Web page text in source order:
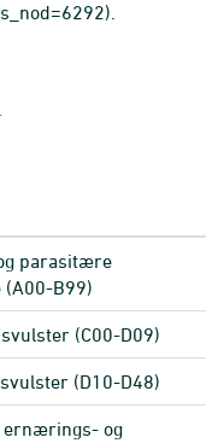
parasitære
(A00-B99)
(C00-D09)
(D10-D48)
ernærings- og